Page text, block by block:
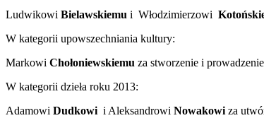
Ludwikowi Bielawskiemu i Włodzimierzowi
W kategorii upowszechniania kultury:
Markowi Chołoniewskiemu za stworzenie i
W kategorii dzieła roku 2013:
Adamowi Dudkowi i Aleksandrowi Nowakowi za